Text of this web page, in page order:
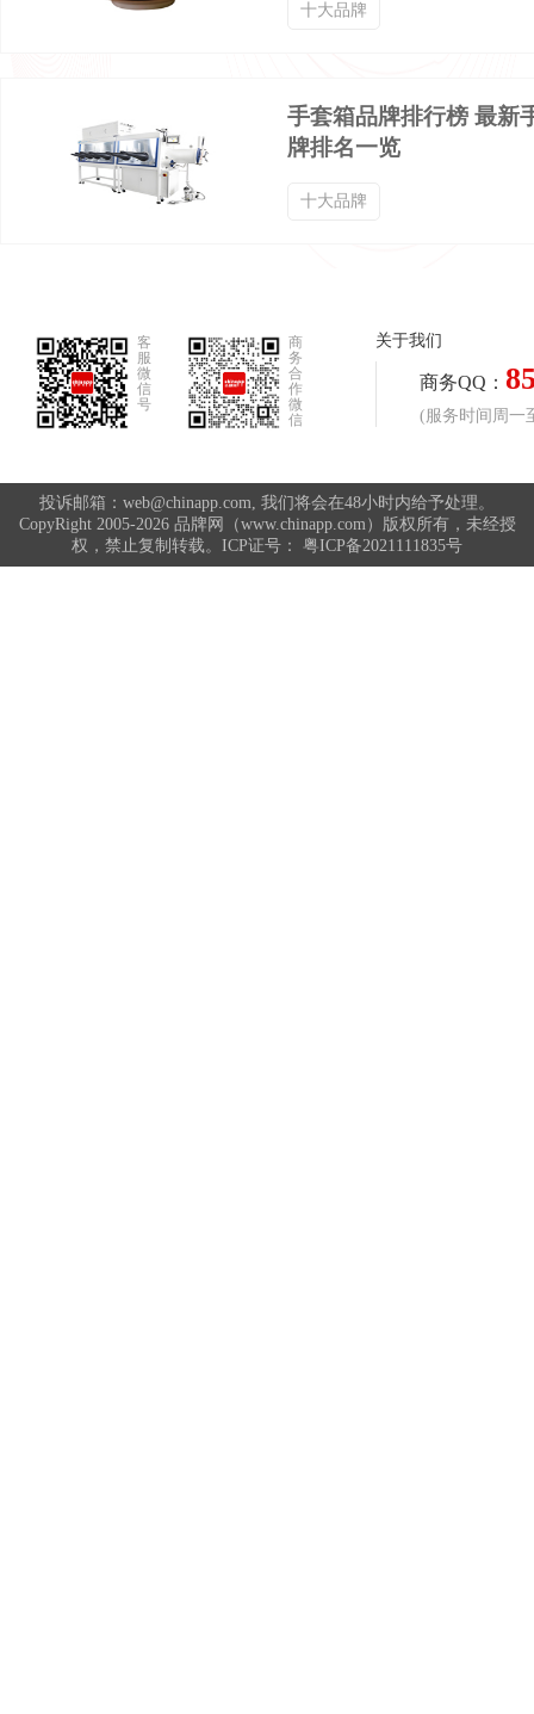
十大品牌
手套箱品牌排行榜 最新
牌排名一览
十大品牌
客
服
微
信
号
商
务
合
作
微
信
关于我们
商务QQ：
(服务时间周一
投诉邮箱：web@chinapp.com, 我们将会在48小时内给予处理。
CopyRight 2005-2026 品牌网（www.chinapp.com）版权所有，未经授
权，禁止复制转载。ICP证号： 粤ICP备2021111835号